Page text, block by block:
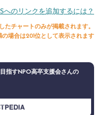
へのリンクを追加するには？
たチャートのみが掲載されます。
場合は201位として表示されます
指すNPO高卒支援会さんの